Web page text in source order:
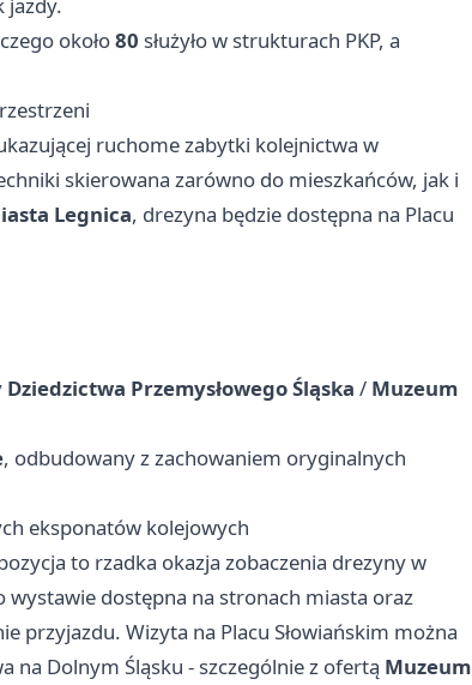
jazdy.
około80 służyło w strukturach PKP, a
ruchome zabytki kolejnictwa w
skierowana zarówno do mieszkańców, jak i
Legnica, drezyna będzie dostępna na Placu
Przemysłowego Śląska / Muzeum
, odbudowany z zachowaniem oryginalnych
eksponatów kolejowych
to rzadka okazja zobaczenia drezyny w
wystawie dostępna na stronach miasta oraz
przyjazdu. Wizyta na Placu Słowiańskim można
na Dolnym Śląsku - szczególnie z ofertą Muzeum